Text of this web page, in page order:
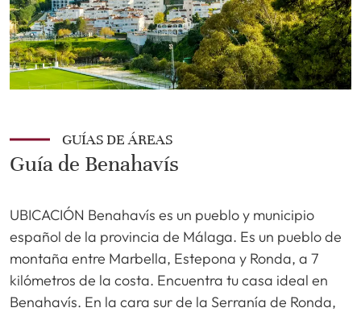
GUÍAS DE ÁREAS
Guía de Benahavís
UBICACIÓN Benahavís es un pueblo y municipio
español de la provincia de Málaga. Es un pueblo de
montaña entre Marbella, Estepona y Ronda, a 7
kilómetros de la costa. Encuentra tu casa ideal en
Benahavís. En la cara sur de la Serranía de Ronda,